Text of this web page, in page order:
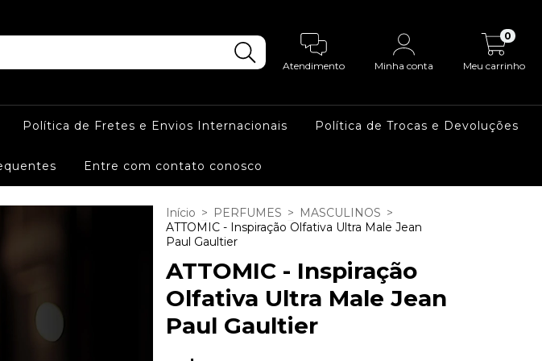
Atendimento Minha conta Meu carrinho
0
Política de Fretes e Envios Internacionais Política de Trocas e Devoluções
Entre com contato conosco
Início > PERFUMES > MASCULINOS >
ATTOMIC - Inspiração Olfativa Ultra Male Jean
Paul Gaultier
ATTOMIC - Inspiração
Olfativa Ultra Male Jean
Paul Gaultier